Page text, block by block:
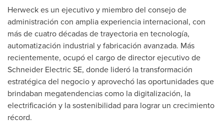
Herweck es un ejecutivo y miembro del consejo de
administración con amplia experiencia internacional, con
más de cuatro décadas de trayectoria en tecnología,
automatización industrial y fabricación avanzada. Más
recientemente, ocupó el cargo de director ejecutivo de
Schneider Electric SE, donde lideró la transformación
estratégica del negocio y aprovechó las oportunidades que
brindaban megatendencias como la digitalización, la
electrificación y la sostenibilidad para lograr un crecimiento
récord.